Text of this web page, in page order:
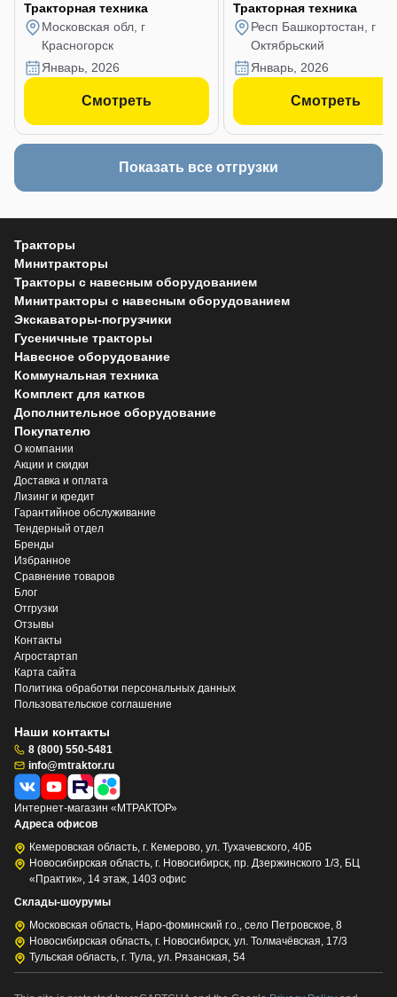
Тракторная техника
Московская обл, г
Красногорск
январь, 2026
Смотреть
Тракторная техника
Респ Башкортостан, г
Октябрьский
январь, 2026
Смотреть
Показать все отгрузки
Тракторы
Минитракторы
Тракторы с навесным оборудованием
Минитракторы с навесным оборудованием
Экскаваторы-погрузчики
Гусеничные тракторы
Навесное оборудование
Коммунальная техника
Комплект для катков
Дополнительное оборудование
Покупателю
О компании
Акции и скидки
Доставка и оплата
Лизинг и кредит
Гарантийное обслуживание
Тендерный отдел
Бренды
Избранное
Сравнение товаров
Блог
Отгрузки
Отзывы
Контакты
Агростартап
Карта сайта
Политика обработки персональных данных
Пользовательское соглашение
Наши контакты
8 (800) 550-5481
info@mtraktor.ru
Интернет-магазин «МТРАКТОР»
Адреса офисов
Кемеровская область, г. Кемерово, ул. Тухачевского, 40Б
Новосибирская область, г. Новосибирск, пр. Дзержинского 1/3, БЦ
«Практик», 14 этаж, 1403 офис
Склады-шоурумы
Московская область, Наро-фоминский г.о., село Петровское, 8
Новосибирская область, г. Новосибирск, ул. Толмачёвская, 17/3
Тульская область, г. Тула, ул. Рязанская, 54